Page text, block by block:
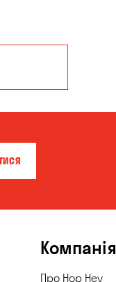
Компанія
Про Hop Hey